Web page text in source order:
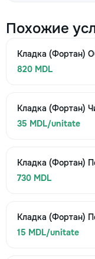
Похожие
Кладка (Фортан)
820 MDL
Кладка (Фортан)
35 MDL/unitate
Кладка (Фортан)
730 MDL
Кладка (Фортан)
15 MDL/unitate